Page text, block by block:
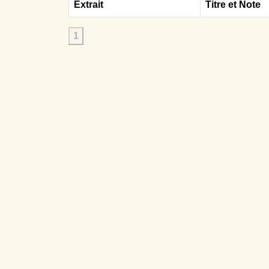
Extrait Titre et Note
1